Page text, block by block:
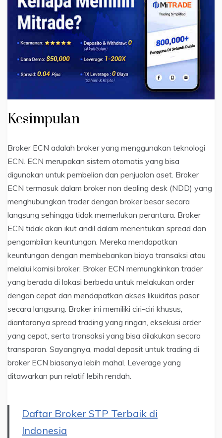
Kesimpulan
Broker ECN adalah broker yang menggunakan teknologi
ECN. ECN merupakan sistem otomatis yang bisa
digunakan untuk pembelian dan penjualan aset. Broker
ECN termasuk dalam broker non dealing desk (NDD) yang
menghubungkan trader dengan broker besar secara
langsung sehingga tidak memerlukan perantara. Broker
ECN tidak akan ikut andil dalam menentukan spread dan
pengambilan keuntungan. Mereka mendapatkan
keuntungan dengan membebankan biaya transaksi atau
melalui komisi broker. Broker ECN memungkinkan trader
yang berada di lokasi berbeda untuk melakukan order
dengan cepat dan mendapatkan akses likuiditas pasar
secara langsung. Broker ini memiliki ciri-ciri khusus,
diantaranya spread trading yang ringan, eksekusi order
yang cepat, serta transaksi yang bisa dilakukan secara
transparan. Sayangnya, modal deposit untuk trading di
broker ECN biasanya lebih mahal. Leverage yang
ditawarkan pun relatif lebih rendah.
Daftar Broker STP Terbaik di
Indonesia